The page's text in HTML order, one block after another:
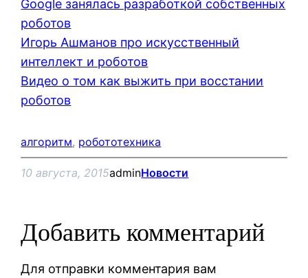
Google занялась разработкой собственных
роботов
Игорь Ашманов про искусственный
интеллект и роботов
Видео о том как выжить при восстании
роботов
алгоритм, робототехника
10 августа, 2015adminНовости
Добавить комментарий
Для отправки комментария вам